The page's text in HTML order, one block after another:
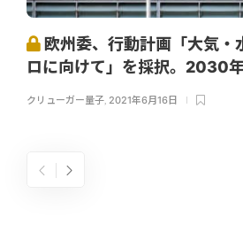
欧州委、行動計画「大気・
ロに向けて」を採択。2030
クリューガー量子, 2021年6月16日